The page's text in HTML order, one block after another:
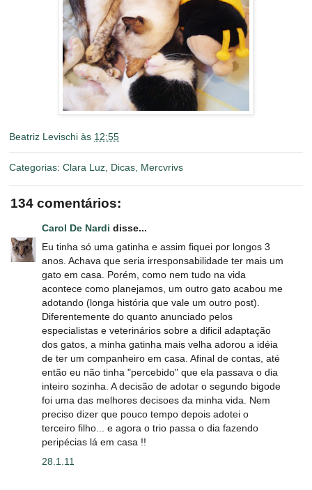
Beatriz Levischi às 12:55
Categorias: Clara Luz Dicas Mercvrivs
134 comentários:
Carol De Nardi disse...
Eu tinha só uma gatinha e assim fiquei por longos 3
anos. Achava que seria irresponsabilidade ter mais um
gato em casa. Porém, como nem tudo na vida
acontece como planejamos, um outro gato acabou me
adotando (longa história que vale um outro post).
Diferentemente do quanto anunciado pelos
especialistas e veterinários sobre a dificil adaptação
dos gatos, a minha gatinha mais velha adorou a idéia
de ter um companheiro em casa. Afinal de contas, até
então eu não tinha "percebido" que ela passava o dia
inteiro sozinha. A decisão de adotar o segundo bigode
foi uma das melhores decisoes da minha vida. Nem
preciso dizer que pouco tempo depois adotei o
terceiro filho... e agora o trio passa o dia fazendo
peripécias lá em casa !!
28.1.11